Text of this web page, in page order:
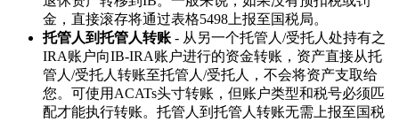
金，直接滚存将通过表格5498上报至国税局。
托管人到托管人转账 - 从另一个托管人/受托人处持有之
IRA账户向IB-IRA账户进行的资金转账，资产直接从托
管人/受托人转账至托管人/受托人，不会将资产支取给
您。可使用ACATs头寸转账，但账户类型和税号必须匹
配才能执行转账。托管人到托管人转账无需上报至国税